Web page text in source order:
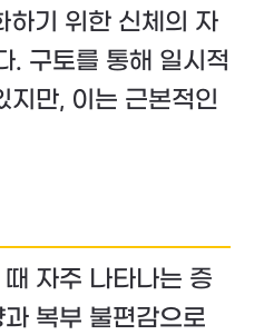
하기 위한 신체의 자
. 구토를 통해 일시적
지만, 이는 근본적인
자주 나타나는 증
복부 불편감으로